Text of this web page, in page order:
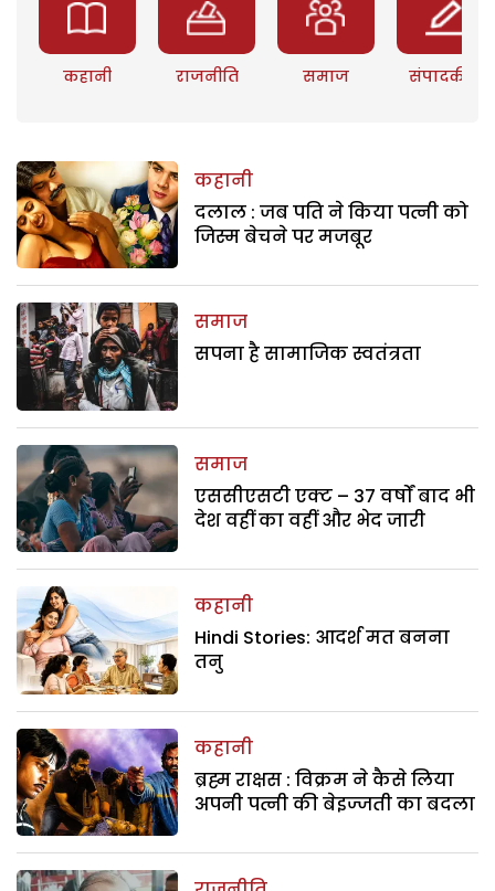
कहानी राजनीति समाज संपादकीय
कहानी
दलाल : जब पति ने किया पत्नी को
जिस्म बेचने पर मजबूर
समाज
सपना है सामाजिक स्वतंत्रता
समाज
एससीएसटी एक्ट – 37 वर्षों बाद भी
देश वहीं का वहीं और भेद जारी
कहानी
Hindi Stories: आदर्श मत बनना
तनु
कहानी
ब्रह्म राक्षस : विक्रम ने कैसे लिया
अपनी पत्नी की बेइज्जती का बदला